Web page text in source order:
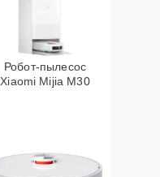
Робот-пылесос
Xiaomi Mijia M30